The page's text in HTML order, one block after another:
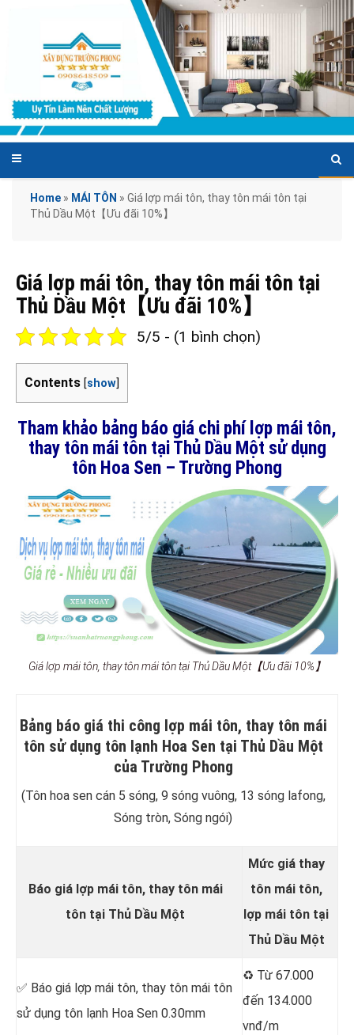
Home » MÁI TÔN » Giá lợp mái tôn, thay tôn mái tôn tại
Thủ Dầu Một【Ưu đãi 10%】
Giá lợp mái tôn, thay tôn mái tôn tại
Thủ Dầu Một【Ưu đãi 10%】
5/5 - (1 bình chọn)
Contents [show]
Tham khảo bảng báo giá chi phí lợp mái tôn,
thay tôn mái tôn tại Thủ Dầu Một sử dụng
tôn Hoa Sen – Trường Phong
Giá lợp mái tôn, thay tôn mái tôn tại Thủ Dầu Một【Ưu đãi 10%】
Bảng báo giá thi công lợp mái tôn, thay tôn mái
tôn sử dụng tôn lạnh Hoa Sen tại Thủ Dầu Một
của Trường Phong
(Tôn hoa sen cán 5 sóng, 9 sóng vuông, 13 sóng lafong,
Sóng tròn, Sóng ngói)
Báo giá lợp mái tôn, thay tôn mái
tôn tại Thủ Dầu Một
Mức giá thay
tôn mái tôn,
lợp mái tôn tại
Thủ Dầu Một
✅ Báo giá lợp mái tôn, thay tôn mái tôn
sử dụng tôn lạnh Hoa Sen 0.30mm
♻️ Từ 67.000
đến 134.000
vnđ/m